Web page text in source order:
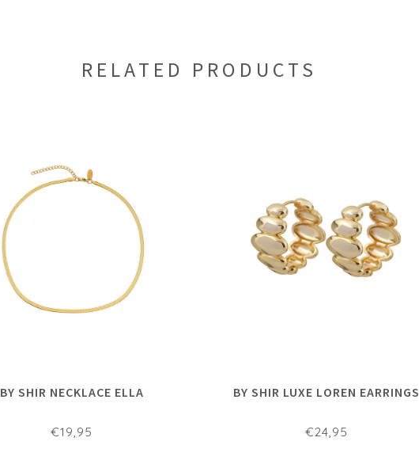
RELATED PRODUCTS
BY SHIR NECKLACE ELLA
€19,95
BY SHIR LUXE LOREN EARRINGS
€24,95